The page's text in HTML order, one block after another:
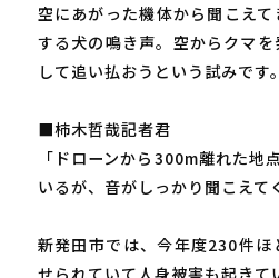
空にあがった機体から聞こえ
する犬の鳴き声。空からクマ
して追い払おうという試みです。
■柿木哲哉記者君
「ドローンから300m離れた地
いるが、音がしっかり聞こえて
新発田市では、今年度230件
せられていて人身被害も起きて